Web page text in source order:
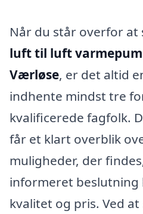
Når du står overfor at
luft til luft
Værløse, er det altid
indhente mindst tre
kvalificerede fagfolk.
får et klart overblik
muligheder, der
informeret beslutning
kvalitet og pris. Ved